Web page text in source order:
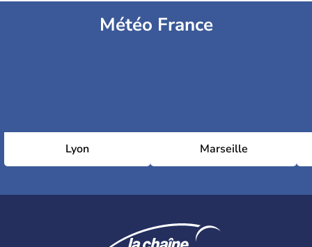
Météo France
Lyon Marseille